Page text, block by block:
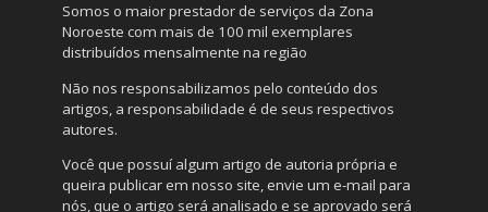
Somos o maior prestador de serviços da Zona
Noroeste com mais de 100 mil exemplares
distribuídos mensalmente na região
Não nos responsabilizamos pelo conteúdo dos
artigos, a responsabilidade é de seus respectivos
autores.
Você que possuí algum artigo de autoria própria e
queira publicar em nosso site, envie um e-mail para
nós, que o artigo será analisado e se aprovado será